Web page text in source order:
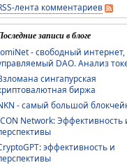
лента комментариев
записи в блоге
- свободный интернет,
DAO. Анализ
сингапурская
биржа
- самый большой
Network: Эффективность
эффективность и